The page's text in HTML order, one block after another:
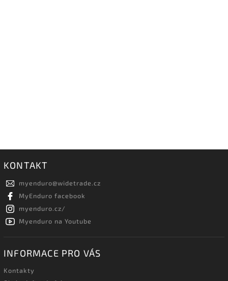
KONTAKT
myenduro@widetrade.cz
MyEnduro facebook
myenduro.cz/
Myenduro na Youtube
INFORMACE PRO VÁS
Kontakty